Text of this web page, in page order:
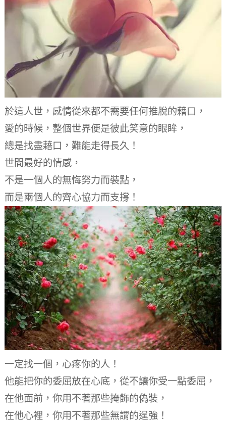
於這人世， 感情從來都不需要任何推脫的藉口，
愛的時候， 整個世界便是彼此笑意的眼眸，
總是找盡藉口，難能走得長久！
世間最好的情感，
不是一個人的無悔努力而裝點，
而是兩個人的齊心協力而支撐！
一定找一個，心疼你的人！
他能把你的委屈放在心底， 從不讓你受一點委屈，
在他面前，你用不著那些掩飾的偽裝，
在他心裡，你用不著那些無謂的逞強！